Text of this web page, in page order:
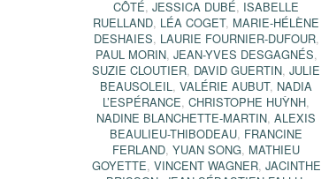
CÔTÉ, JESSICA DUBÉ, ISABELLE
RUELLAND, LÉA COGET, MARIE-HÉLÈNE
DESHAIES, LAURIE FOURNIER-DUFOUR,
PAUL MORIN, JEAN-YVES DESGAGNÉS,
SUZIE CLOUTIER, DAVID GUERTIN, JULIE
BEAUSOLEIL , VALÉRIE AUBUT, NADIA
L’ESPÉRANCE, CHRISTOPHE HUỲNH,
NADINE BLANCHETTE-MARTIN, ALEXIS
BEAULIEU-THIBODEAU, FRANCINE
FERLAND, YUAN SONG, MATHIEU
GOYETTE, VINCENT WAGNER, JACINTHE